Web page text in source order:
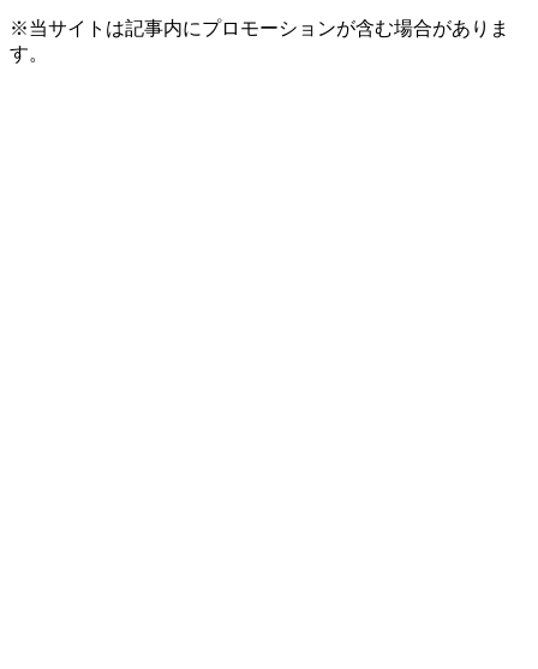
※当サイトは記事内にプロモーションが含む場合がありま
す。